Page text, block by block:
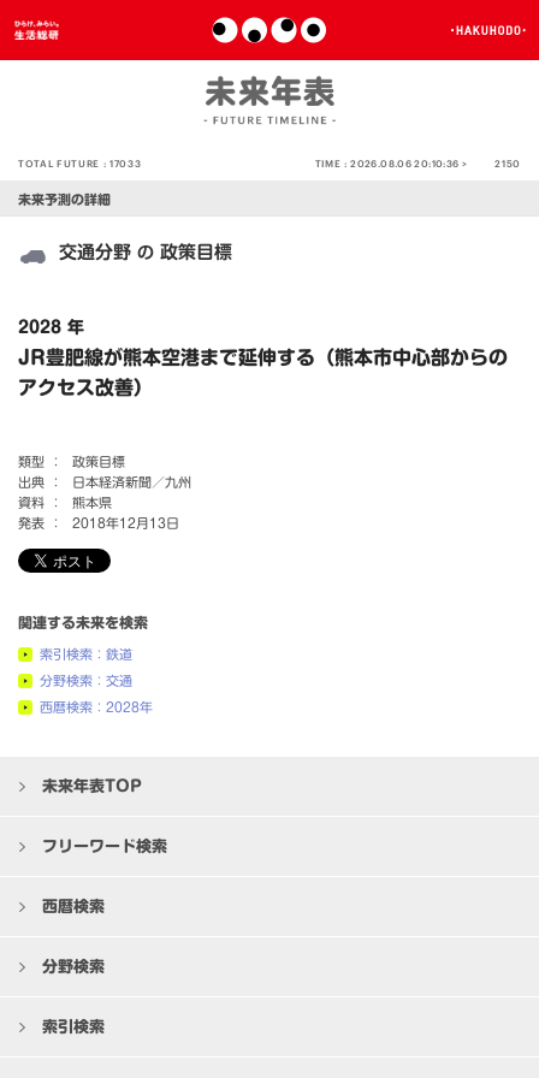
TOTAL FUTURE :17033 TIME :2026.08.06 20:10:36 > 2150
未来予測の詳細
交通分野 の 政策目標
2028 年
JR豊肥線が熊本空港まで延伸する（熊本市中心部からの
アクセス改善）
類型 ：
政策目標
出典 ：
日本経済新聞／九州
資料 ：
熊本県
発表 ：
2018年12月13日
関連する未来を検索
索引検索：鉄道
分野検索：交通
西暦検索：2028年
未来年表TOP
フリーワード検索
西暦検索
分野検索
索引検索